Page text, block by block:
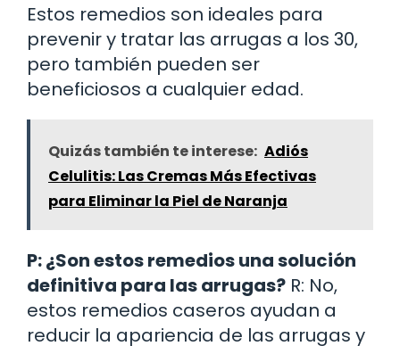
Estos remedios son ideales para
prevenir y tratar las arrugas a los 30,
pero también pueden ser
beneficiosos a cualquier edad.
Quizás también te interese: Adiós
Celulitis: Las Cremas Más Efectivas
para Eliminar la Piel de Naranja
P: ¿Son estos remedios una solución
definitiva para las arrugas? R: No,
estos remedios caseros ayudan a
reducir la apariencia de las arrugas y